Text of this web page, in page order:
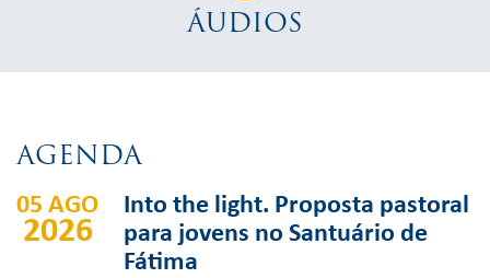
ÁUDIOS
AGENDA
05 AGO
2026
Into the light. Proposta pastoral
para jovens no Santuário de
Fátima